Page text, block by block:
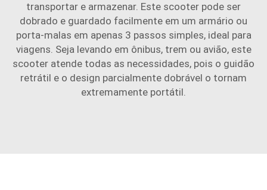
transportar e armazenar. Este scooter pode ser
dobrado e guardado facilmente em um armário ou
porta-malas em apenas 3 passos simples, ideal para
viagens. Seja levando em ônibus, trem ou avião, este
scooter atende todas as necessidades, pois o guidão
retrátil e o design parcialmente dobrável o tornam
extremamente portátil.